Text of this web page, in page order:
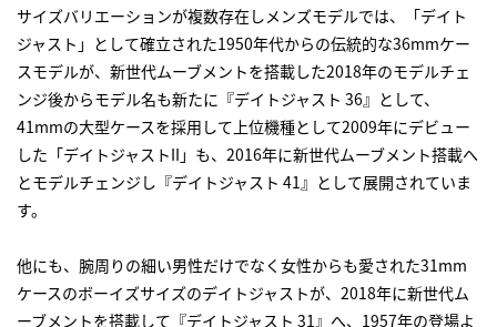
サイズバリエーションが複数存在しメンズモデルでは、「デイト
ジャスト」として確立された1950年代からの伝統的な36mmケー
スモデルが、新世代ムーブメントを搭載した2018年のモデルチェ
ンジ後からモデル名も新たに『デイトジャスト 36』として、
41mmの大型ケースを採用して上位機種として2009年にデビュー
した「デイトジャストII」も、2016年に新世代ムーブメント搭載へ
とモデルチェンジし『デイトジャスト 41』として展開されていま
す。
他にも、腕周りの細い男性だけでなく女性からも愛された31mm
ケースのボーイズサイズのデイトジャストが、2018年に新世代ム
ーブメントを搭載して『デイトジャスト 31』へ、1957年の登場よ